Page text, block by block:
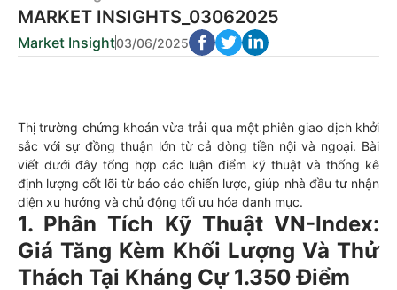
MARKET INSIGHTS_03062025
Market Insight03/06/2025
Thị trường chứng khoán vừa trải qua một phiên giao dịch khởi
sắc với sự đồng thuận lớn từ cả dòng tiền nội và ngoại. Bài
viết dưới đây tổng hợp các luận điểm kỹ thuật và thống kê
định lượng cốt lõi từ báo cáo chiến lược, giúp nhà đầu tư nhận
diện xu hướng và chủ động tối ưu hóa danh mục.
1. Phân Tích Kỹ Thuật VN-Index:
Giá Tăng Kèm Khối Lượng Và Thử
Thách Tại Kháng Cự 1.350 Điểm